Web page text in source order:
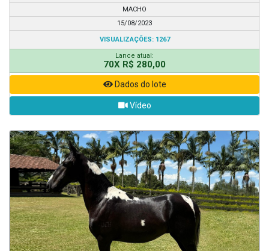
MACHO
15/08/2023
VISUALIZAÇÕES: 1267
Lance atual:
70X R$ 280,00
Dados do lote
Vídeo